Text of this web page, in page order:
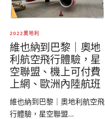
2022奧地利
維也納到巴黎｜奧地
利航空飛行體驗，星
空聯盟、機上可付費
上網、歐洲內陸航班
維也納到巴黎｜奧地利航空飛
行體驗，星空聯盟...